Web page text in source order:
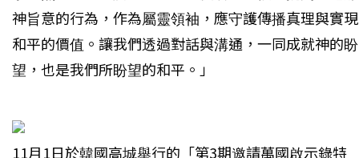
神旨意的行為，作為屬靈領袖，應守護傳播真理與實現
和平的價值。讓我們透過對話與溝通，一同成就神的盼
望，也是我們所盼望的和平。」
11月1日於韓國高城舉行的「第3期邀請萬國啟示錄特